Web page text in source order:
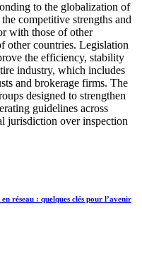
to the globalization of
competitive strengths and
with those of other
other countries. Legislation
the efficiency, stability
industry, which includes
and brokerage firms. The
designed to strengthen
guidelines across
jurisdiction over inspection
réseau : quelques clés pour l’avenir